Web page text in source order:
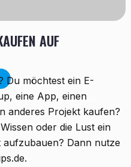
E-Commerce Projekt kaufen
AUF
Du möchtest ein E-
eine App, einen
anderes Projekt kaufen?
oder die Lust ein
aufzubauen? Dann nutze